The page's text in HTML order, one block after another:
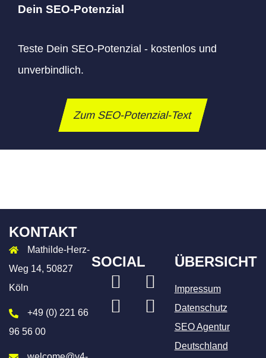
Dein SEO-Potenzial
Teste Dein SEO-Potenzial - kostenlos und
unverbindlich.
Zum SEO-Potenzial-Text
KONTAKT
Mathilde-Herz-
Weg 14, 50827
Köln
+49 (0) 221 66
96 56 00
SOCIAL
LinkedIn
Instagram
ÜBERSICHT
Impressum
Datenschutz
SEO Agentur
Deutschland